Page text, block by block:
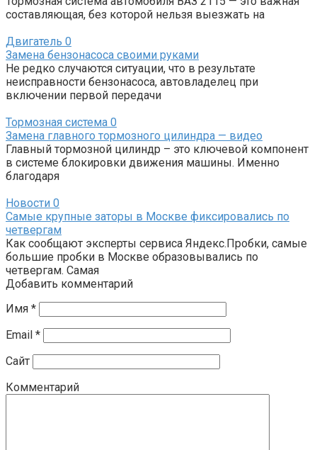
составляющая, без которой нельзя выезжать на
Двигатель 0
Замена бензонасоса своими руками
Не редко случаются ситуации, что в результате
неисправности бензонасоса, автовладелец при
включении первой передачи
Тормозная система 0
Замена главного тормозного цилиндра — видео
Главный тормозной цилиндр – это ключевой компонент
в системе блокировки движения машины. Именно
благодаря
Новости 0
Самые крупные заторы в Москве фиксировались по
четвергам
Как сообщают эксперты сервиса Яндекс.Пробки, самые
большие пробки в Москве образовывались по
четвергам. Самая
Добавить комментарий
Имя *
Email *
Сайт
Комментарий